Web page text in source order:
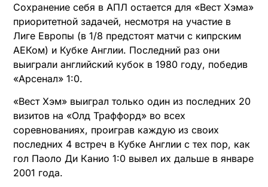
Сохранение себя в АПЛ остается для «Вест Хэма»
приоритетной задачей, несмотря на участие в
Лиге Европы (в 1/8 предстоят матчи с кипрским
АЕКом) и Кубке Англии. Последний раз они
выиграли английский кубок в 1980 году, победив
«Арсенал» 1:0.
«Вест Хэм» выиграл только один из последних 20
визитов на «Олд Траффорд» во всех
соревнованиях, проиграв каждую из своих
последних 4 встреч в Кубке Англии с тех пор, как
гол Паоло Ди Канио 1:0 вывел их дальше в январе
2001 года.